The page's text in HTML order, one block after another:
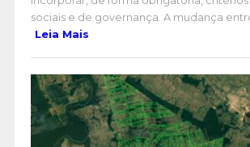
sociais e de governança. A mudança
Leia Mais